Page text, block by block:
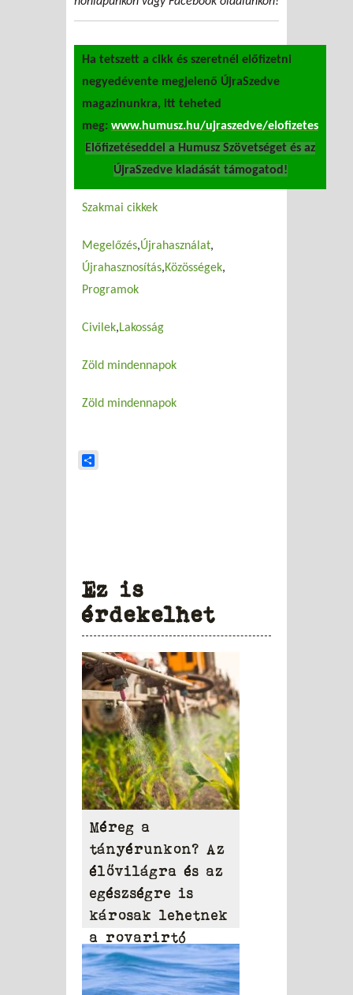
Ha tetszett a cikk és szeretnél előfizetni
negyedévente megjelenő ÚjraSzedve
magazinunkra, itt teheted
meg: www.humusz.hu/ujraszedve/elofizetes
Előfizetéseddel a Humusz Szövetséget és az
ÚjraSzedve kiadását támogatod!
Szakmai cikkek
Megelőzés Újrahasználat
Újrahasznosítás Közösségek
Programok
Civilek Lakosság
Zöld mindennapok
Zöld mindennapok
Ez is
érdekelhet
Méreg a
tányérunkon? Az
élővilágra és az
egészségre is
károsak lehetnek
a rovarirtó
szerek